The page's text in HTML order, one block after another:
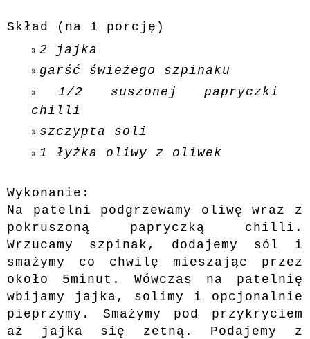
Skład (na 1 porcję)
2 jajka
garść świeżego szpinaku
1/2 suszonej papryczki
chilli
szczypta soli
1 łyżka oliwy z oliwek
Wykonanie:
Na patelni podgrzewamy oliwę wraz z
pokruszoną papryczką chilli.
Wrzucamy szpinak, dodajemy sól i
smażymy co chwilę mieszając przez
około 5minut. Wówczas na patelnię
wbijamy jajka, solimy i opcjonalnie
pieprzymy. Smażymy pod przykryciem
aż jajka się zetną. Podajemy z